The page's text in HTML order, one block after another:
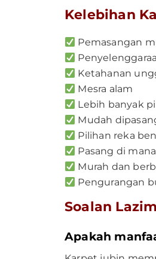
Kelebihan
Pemasangan
Ketahanan
Mesra alam
Lebih banyak
Mudah
Pilihan reka
Pasang di
Murah dan
Pengurangan
Soalan
Apakah